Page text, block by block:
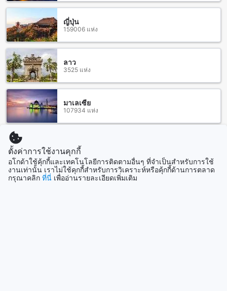
และวิวที่สวยงาม หากคุณชื่นชอบอาหารอินเดีย คุณสามารถไปที่
Yellow's Curry House ที่มีเมนูอาหารที่หลากหลายและเข้มข้น
หรือถ้าคุณต้องการรับประทานอาหารญี่ปุ่น คุณสามารถมาที่
Chef's Kazoku At Re wild's garden ซึ่งมีอาหารญี่ปุ่นคลาสสิกที่
อร่อยมาก นอกจากนี้ยังมี Baannern Khao View Pai Resort และ
Bueng Pai Farm ที่นี่คุณจะได้สัมผัสกับบรรยากาศธรรมชาติอัน
งดงาม และสุดท้าย คุณสามารถเดินทางไปยังร้านอาหารมังสวิรัติ
เอิร์ทโทน และร้าน CHAMA Cafe เพื่อสัมผัสกับบรรยากาศเงียบ
สงบและเป็นส่วนตัว ในขณะที่คุณสามารถพักผ่อนและสัมผัสกับ
ความเงียบสงบที่ Peace of pai และ แคร์รอตบนดวงจันทร์
ราคาห้องเฉลี่ยที่ Chilling Hill Guesthouse ต่อคืน
Chilling Hill Guesthouse เป็นที่พักที่มีราคาที่เข้าถึงได้ง่ายและคุ้ม
ค่าที่สุดในเมืองปาย ราคาห้องเฉลี่ยต่อคืนที่ Chilling Hill
Guesthouse คือ $18 เท่านั้น ซึ่งเป็นราคาที่เหมาะสมและคุ้มค่า
มากๆ เมื่อเทียบกับราคาห้องเฉลี่ยที่เมืองปายที่อยู่ที่ $53 นี่คือ
โอกาสที่ดีที่จะได้พักผ่อนในที่พักที่มีความเป็นเอกลักษณ์และสะดวก
ญี่ปุ่น
159006 แห่ง
ลาว
3525 แห่ง
มาเลเซีย
107934 แห่ง
1501 แห่ง
แสดงเพิ่ม
ตั้งค่าการใช้งานคุกกี้
อโกด้าใช้คุ้กกี้และเทคโนโลยีการติดตามอื่นๆ ที่จำเป็นสำหรับการใช้
งานเท่านั้น เราไม่ใช้คุกกี้สำหรับการวิเคราะห์หรือคุ้กกี้ด้านการตลาด
กรุณาคลิก ที่นี่ เพื่ออ่านรายละเอียดเพิ่มเติม